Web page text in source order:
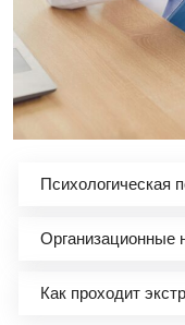
Психологическая
Организационные
Как проходит